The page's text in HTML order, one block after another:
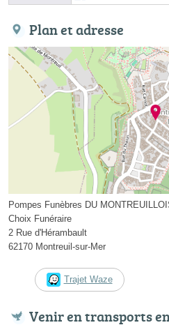
Plan et adresse
Pompes Funèbres DU
Choix Funéraire
2 Rue d'Hérambault
62170 Montreuil-sur-Mer
Trajet Waze
Venir en transports